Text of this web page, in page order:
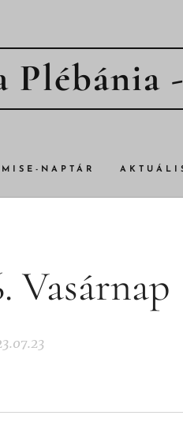
Plébánia
MISE-NAPTÁR
Vasárnap